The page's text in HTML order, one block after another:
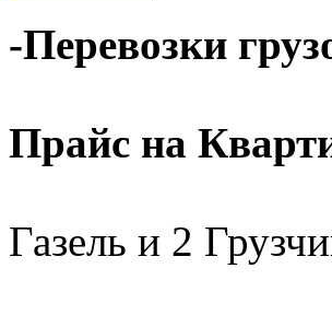
-Перевозки
Прайс на
Газель и 2